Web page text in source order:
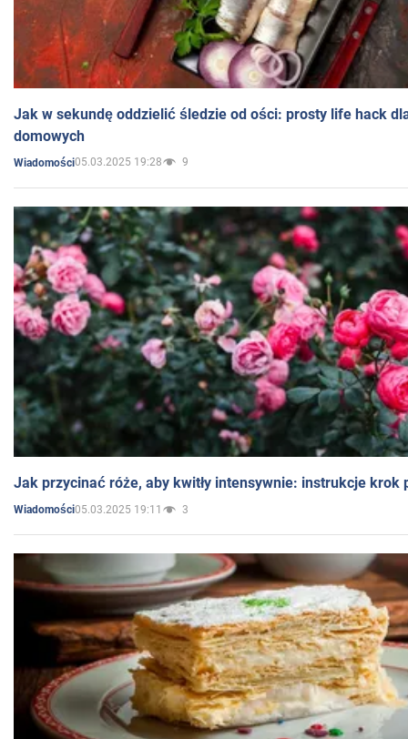
Jak w sekundę oddzielić śledzie od ości: prosty life hack
domowych
Wiadomości05.03.2025 19:28 9
Jak przycinać róże, aby kwitły intensywnie: instrukcje krok
Wiadomości05.03.2025 19:11 3